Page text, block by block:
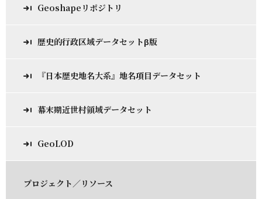
Geoshapeリポジトリ
歴史的行政区域データセットβ版
『日本歴史地名大系』地名項目データセット
幕末期近世村領域データセット
GeoLOD
プロジェクト／リソース